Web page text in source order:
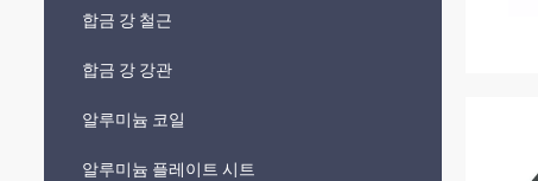
합금 강 철근
합금 강 강관
알루미늄 코일
알루미늄 플레이트 시트